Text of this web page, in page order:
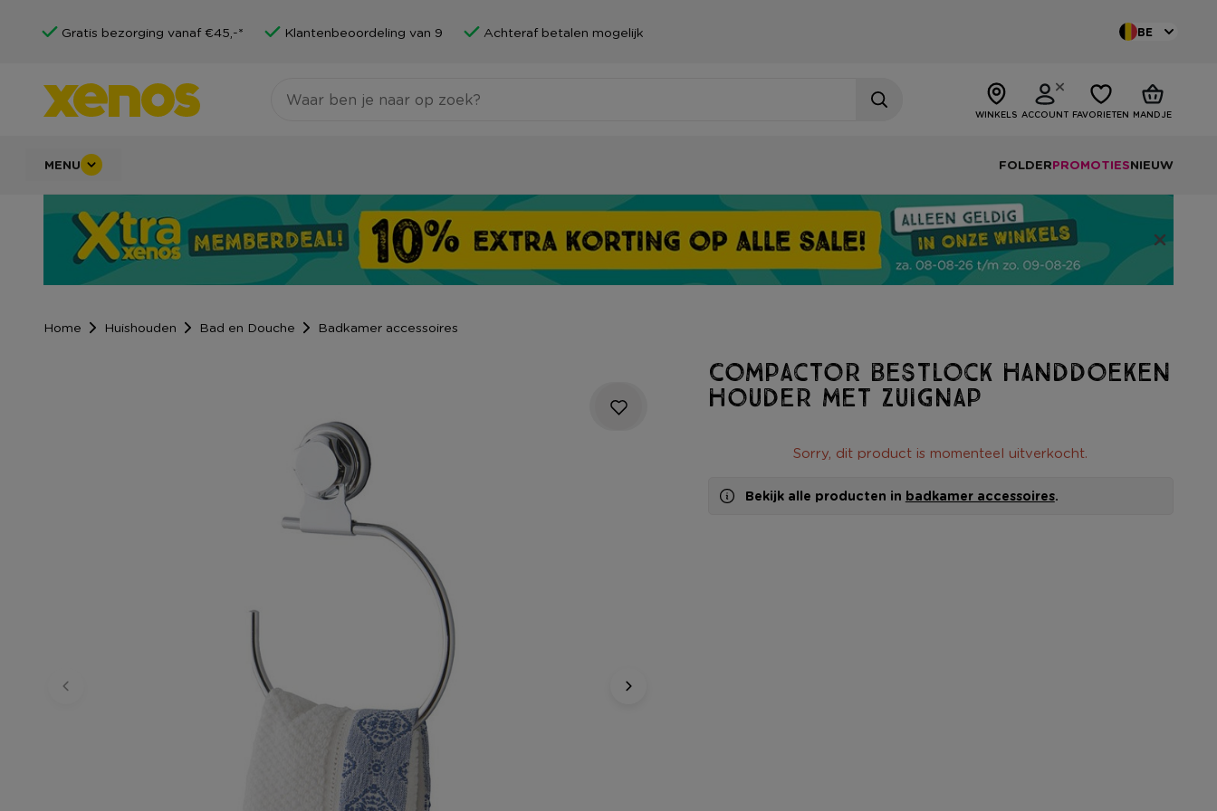
Gratis bezorging vanaf €45,-* Klantenbeoordeling van 9 Achteraf betalen mogelijk BE
WINKELS ACCOUNT FAVORIETEN MANDJE
MENU FOLDERPROMOTIESNIEUW
Home Huishouden Bad en Douche Badkamer accessoires
Compactor Bestlock handdoeken
houder met zuignap
Sorry, dit product is momenteel uitverkocht.
Bekijk alle producten in badkamer accessoires.